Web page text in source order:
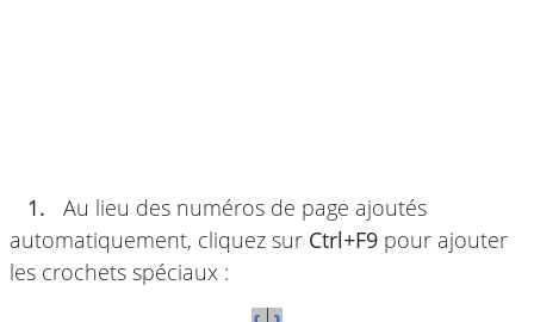
1.
Au lieu des numéros de page ajoutés
automatiquement, cliquez sur Ctrl+F9 pour ajouter
les crochets spéciaux :